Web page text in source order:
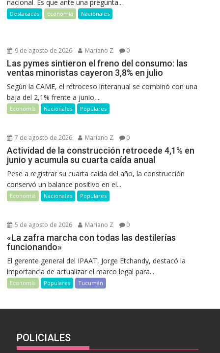
nacional. Es que ante una pregunta...
Destacadas Economía Nacionales
9 de agosto de 2026 Mariano Z 0
Las pymes sintieron el freno del consumo: las
ventas minoristas cayeron 3,8% en julio
Según la CAME, el retroceso interanual se combinó con una
baja del 2,1% frente a junio,...
Economía Nacionales Populares
7 de agosto de 2026 Mariano Z 0
Actividad de la construcción retrocede 4,1% en
junio y acumula su cuarta caída anual
Pese a registrar su cuarta caída del año, la construcción
conservó un balance positivo en el...
Economía Nacionales Populares
5 de agosto de 2026 Mariano Z 0
«La zafra marcha con todas las destilerías
funcionando»
El gerente general del IPAAT, Jorge Etchandy, destacó la
importancia de actualizar el marco legal para...
Economía Populares Tucumán
POLICIALES